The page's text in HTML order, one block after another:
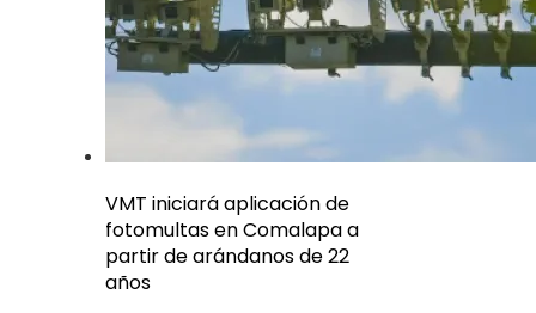
VMT iniciará aplicación de
fotomultas en Comalapa a
partir de arándanos de 22
años